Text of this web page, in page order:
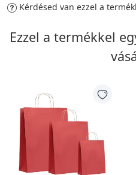
Kérdésed van ezzel a
Ezzel a termékkel